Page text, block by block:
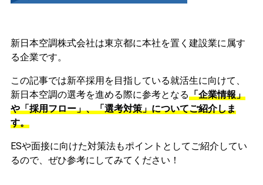
新日本空調株式会社は東京都に本社を置く建設業に属す
る企業です。
この記事では新卒採用を目指している就活生に向けて、
新日本空調の選考を進める際に参考となる「企業情報」
や「採用フロー」、「選考対策」についてご紹介しま
す。
ESや面接に向けた対策法もポイントとしてご紹介してい
るので、ぜひ参考にしてみてください！